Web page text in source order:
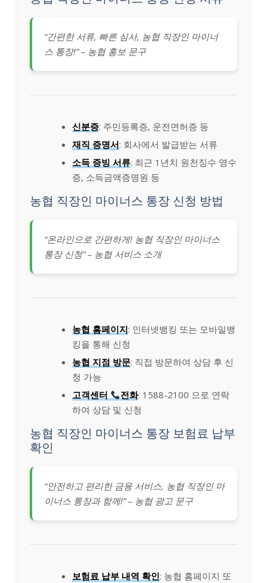
“간편한 서류, 빠른 심사, 농협 직장인 마이너
스 통장!” – 농협 홍보 문구
신분증: 주민등록증, 운전면허증 등
재직 증명서: 회사에서 발급받는 서류
소득 증빙 서류: 최근 1년치 원천징수 영수
증, 소득금액증명원 등
농협 직장인 마이너스 통장 신청 방법
“온라인으로 간편하게! 농협 직장인 마이너스
통장 신청” – 농협 서비스 소개
농협 홈페이지: 인터넷뱅킹 또는 모바일뱅
킹을 통해 신청
농협 지점 방문: 직접 방문하여 상담 후 신
청 가능
고객센터
전화: 1588-2100 으로 연락
하여 상담 및 신청
농협 직장인 마이너스 통장 보험료 납부
확인
“안전하고 편리한 금융 서비스, 농협 직장인 마
이너스 통장과 함께!” – 농협 광고 문구
보험료 납부 내역 확인: 농협 홈페이지 또